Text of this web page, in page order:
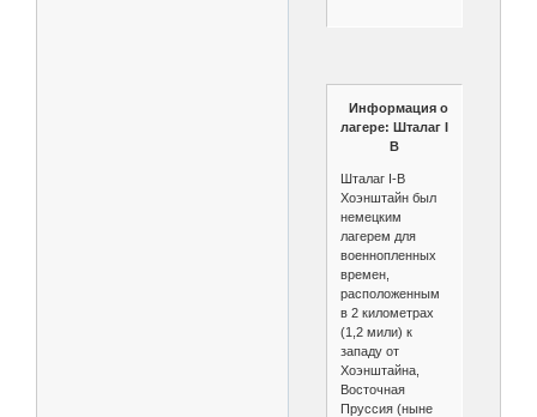
Информация о
лагере: Шталаг I
B
Шталаг I-B
Хоэнштайн был
немецким
лагерем для
военнопленных
времен,
расположенным
в 2 километрах
(1,2 мили) к
западу от
Хоэнштайна,
Восточная
Пруссия (ныне